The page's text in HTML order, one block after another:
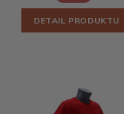
DETAIL PRODUKTU